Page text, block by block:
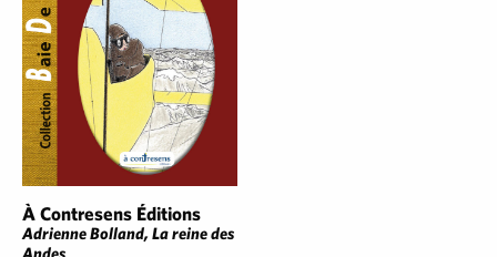
À Contresens Éditions
Adrienne Bolland, La reine des